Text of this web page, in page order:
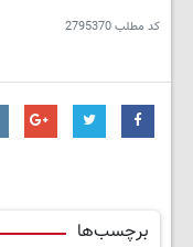
کد مطلب2795370
برچسب‌ها